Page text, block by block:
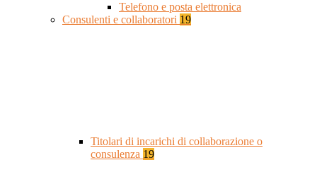
Telefono e posta elettronica
Consulenti e collaboratori 19
Titolari di incarichi di collaborazione o
consulenza 19